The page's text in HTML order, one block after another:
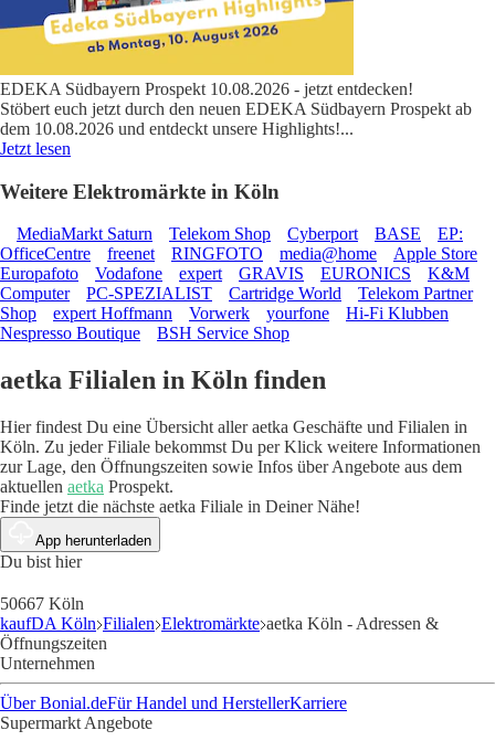
EDEKA Südbayern Prospekt 10.08.2026 - jetzt entdecken!
Stöbert euch jetzt durch den neuen EDEKA Südbayern Prospekt ab
dem 10.08.2026 und entdeckt unsere Highlights!...
Jetzt lesen
Weitere Elektromärkte in Köln
MediaMarkt Saturn Telekom Shop Cyberport BASE
EP:
OfficeCentre
freenet RINGFOTO media@home
Apple Store
Europafoto
Vodafone expert GRAVIS EURONICS
K&M
Computer
PC-SPEZIALIST Cartridge World
Telekom Partner
Shop
expert Hoffmann Vorwerk yourfone
Hi-Fi Klubben
Nespresso Boutique
BSH Service Shop
aetka Filialen in Köln finden
Hier findest Du eine Übersicht aller aetka Geschäfte und Filialen in
Köln. Zu jeder Filiale bekommst Du per Klick weitere Informationen
zur Lage, den Öffnungszeiten sowie Infos über Angebote aus dem
aktuellen aetka Prospekt.
Finde jetzt die nächste aetka Filiale in Deiner Nähe!
App herunterladen
Du bist hier
50667 Köln
kaufDA Köln Filialen Elektromärkte aetka Köln - Adressen &
Öffnungszeiten
Unternehmen
Über Bonial.deFür Handel und HerstellerKarriere
Supermarkt Angebote